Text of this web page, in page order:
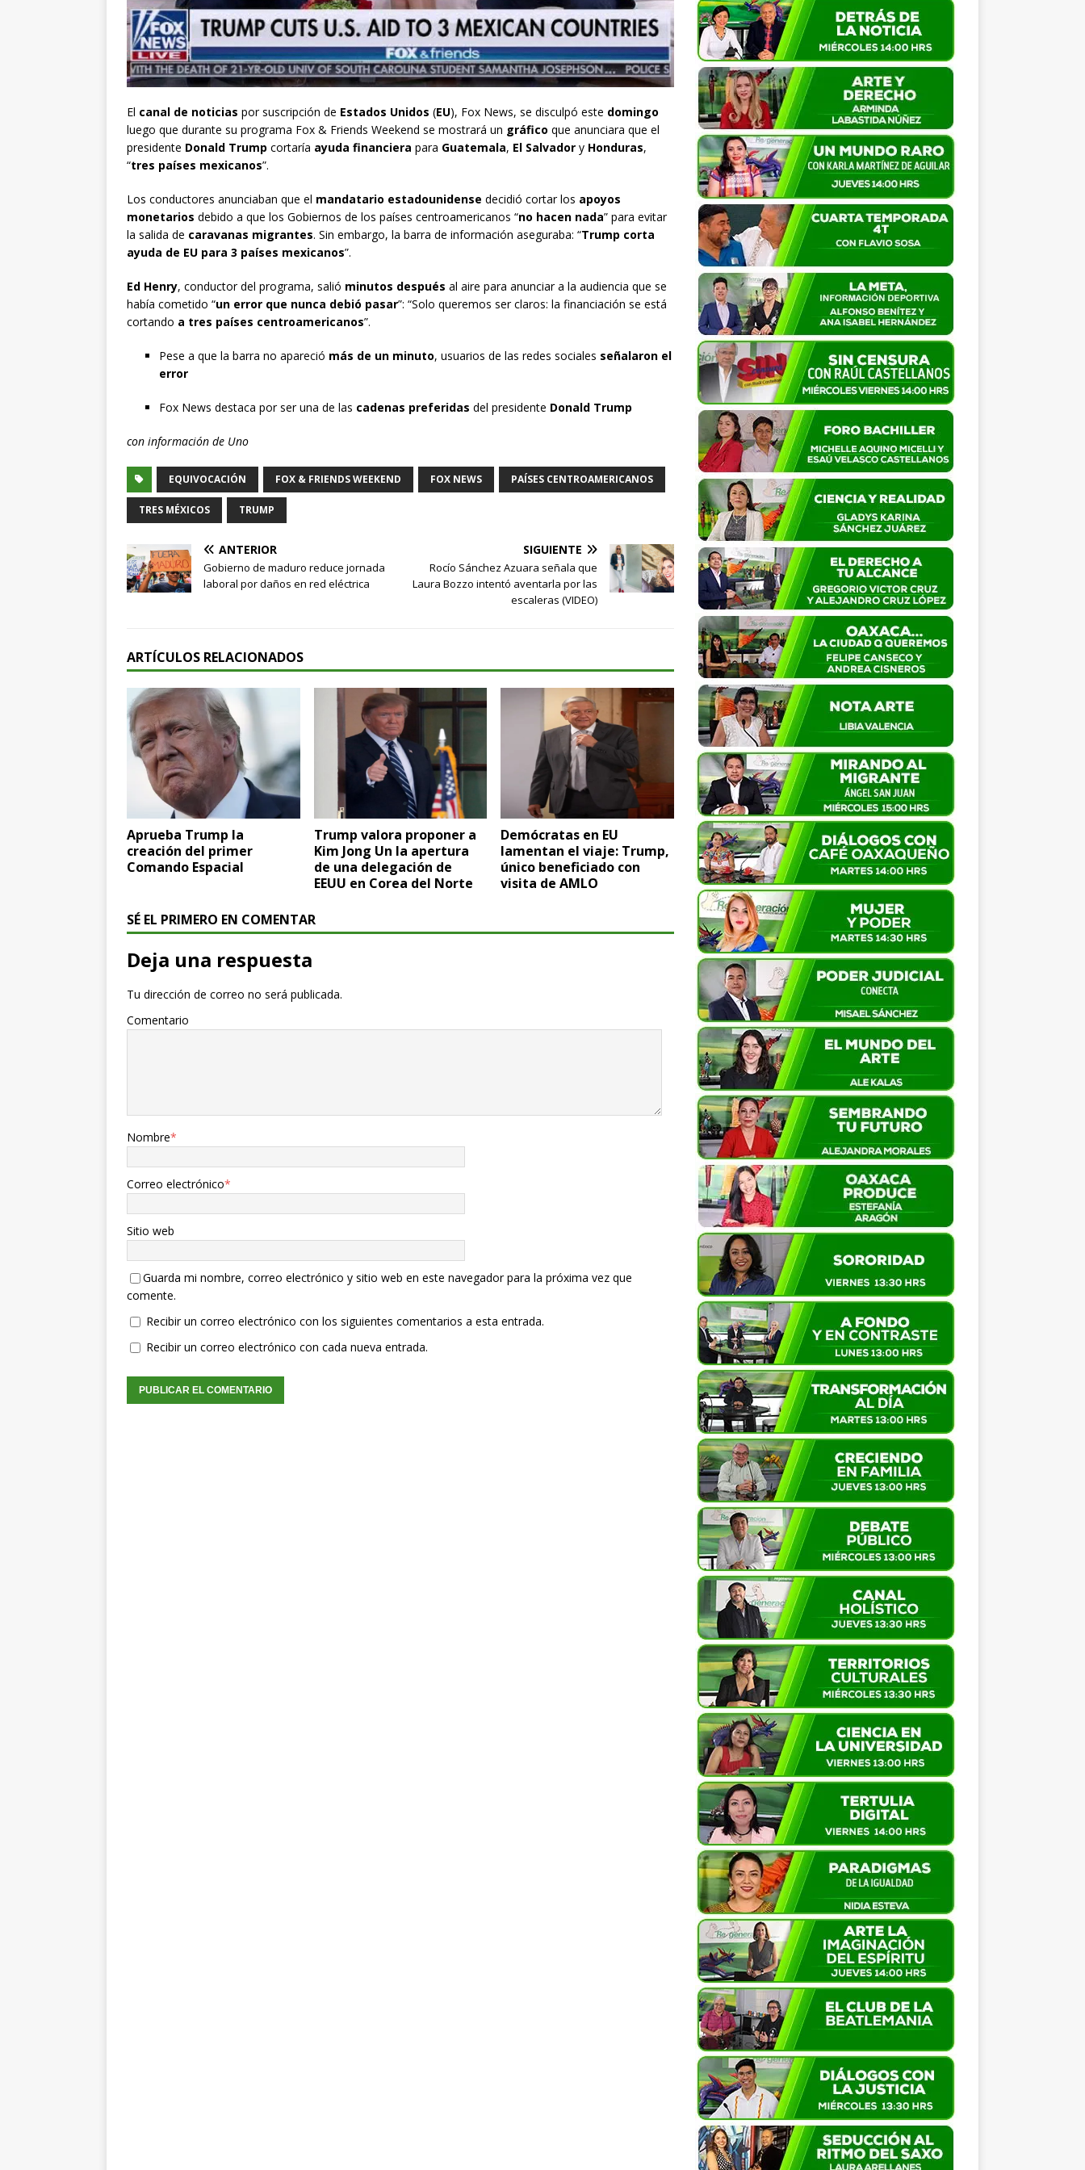
El canal de noticias por suscripción de Estados Unidos (EU), Fox News, se disculpó este domingo
luego que durante su programa Fox & Friends Weekend se mostrará un gráfico que anunciara que el
presidente Donald Trump cortaría ayuda financiera para Guatemala, El Salvador y Honduras,
“tres países mexicanos”.
Los conductores anunciaban que el mandatario estadounidense decidió cortar los apoyos
monetarios debido a que los Gobiernos de los países centroamericanos “no hacen nada” para evitar
la salida de caravanas migrantes. Sin embargo, la barra de información aseguraba: “Trump corta
ayuda de EU para 3 países mexicanos”.
Ed Henry, conductor del programa, salió minutos después al aire para anunciar a la audiencia que se
había cometido “un error que nunca debió pasar”: “Solo queremos ser claros: la financiación se está
cortando a tres países centroamericanos”.
Pese a que la barra no apareció más de un minuto, usuarios de las redes sociales señalaron el
error
Fox News destaca por ser una de las cadenas preferidas del presidente Donald Trump
con información de Uno
EQUIVOCACIÓN FOX & FRIENDS WEEKEND FOX NEWS PAÍSES CENTROAMERICANOS
TRES MÉXICOS TRUMP
ANTERIOR
Gobierno de maduro reduce jornada
laboral por daños en red eléctrica
SIGUIENTE
Rocío Sánchez Azuara señala que
Laura Bozzo intentó aventarla por las
escaleras (VIDEO)
ARTÍCULOS RELACIONADOS
Aprueba Trump la
creación del primer
Comando Espacial
Trump valora proponer a
Kim Jong Un la apertura
de una delegación de
EEUU en Corea del Norte
Demócratas en EU
lamentan el viaje: Trump,
único beneficiado con
visita de AMLO
SÉ EL PRIMERO EN COMENTAR
Deja una respuesta
Tu dirección de correo no será publicada.
Comentario
Nombre*
Correo electrónico*
Sitio web
Guarda mi nombre, correo electrónico y sitio web en este navegador para la próxima vez que
comente.
Recibir un correo electrónico con los siguientes comentarios a esta entrada.
Recibir un correo electrónico con cada nueva entrada.